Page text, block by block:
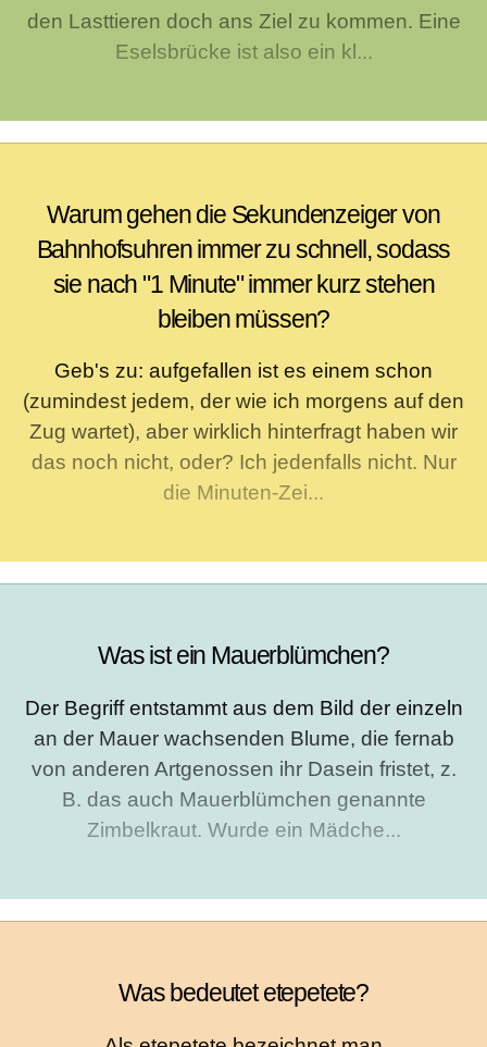
den Lasttieren doch ans Ziel zu kommen. Eine
Eselsbrücke ist also ein kl...
Warum gehen die Sekundenzeiger von
Bahnhofsuhren immer zu schnell, sodass
sie nach "1 Minute" immer kurz stehen
bleiben müssen?
Geb's zu: aufgefallen ist es einem schon
(zumindest jedem, der wie ich morgens auf den
Zug wartet), aber wirklich hinterfragt haben wir
das noch nicht, oder? Ich jedenfalls nicht. Nur
die Minuten-Zei...
Was ist ein Mauerblümchen?
Der Begriff entstammt aus dem Bild der einzeln
an der Mauer wachsenden Blume, die fernab
von anderen Artgenossen ihr Dasein fristet, z.
B. das auch Mauerblümchen genannte
Zimbelkraut. Wurde ein Mädche...
Was bedeutet etepetete?